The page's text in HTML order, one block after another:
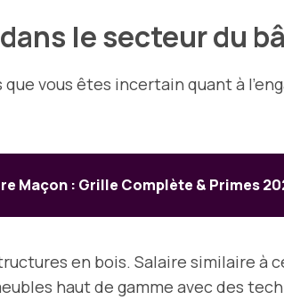
le secteur du
vous êtes incertain quant à
Maçon : Grille Complète & Primes
en bois. Salaire similaire à
haut de gamme avec des